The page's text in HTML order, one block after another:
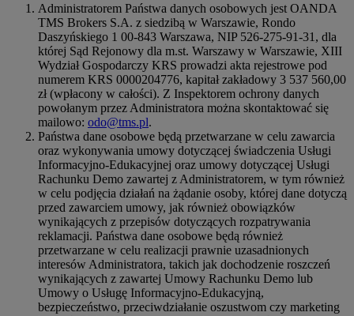
Administratorem Państwa danych osobowych jest OANDA
TMS Brokers S.A. z siedzibą w Warszawie, Rondo
Daszyńskiego 1 00-843 Warszawa, NIP 526-275-91-31, dla
której Sąd Rejonowy dla m.st. Warszawy w Warszawie, XIII
Wydział Gospodarczy KRS prowadzi akta rejestrowe pod
numerem KRS 0000204776, kapitał zakładowy 3 537 560,00
zł (wpłacony w całości). Z Inspektorem ochrony danych
powołanym przez Administratora można skontaktować się
mailowo: odo@tms.pl.
Państwa dane osobowe będą przetwarzane w celu zawarcia
oraz wykonywania umowy dotyczącej świadczenia Usługi
Informacyjno-Edukacyjnej oraz umowy dotyczącej Usługi
Rachunku Demo zawartej z Administratorem, w tym również
w celu podjęcia działań na żądanie osoby, której dane dotyczą
przed zawarciem umowy, jak również obowiązków
wynikających z przepisów dotyczących rozpatrywania
reklamacji. Państwa dane osobowe będą również
przetwarzane w celu realizacji prawnie uzasadnionych
interesów Administratora, takich jak dochodzenie roszczeń
wynikających z zawartej Umowy Rachunku Demo lub
Umowy o Usługę Informacyjno-Edukacyjną,
bezpieczeństwo, przeciwdziałanie oszustwom czy marketing